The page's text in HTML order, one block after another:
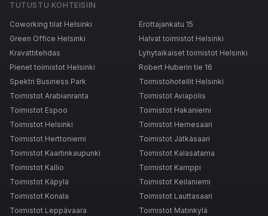
TUTUSTU KOHTEISIIN
Coworking tilat Helsinki
Erottajankatu 15
Green Office Helsinki
Halvat toimistot Helsinki
Kravattitehdas
Lyhytaikaiset toimistot Helsinki
Pienet toimistot Helsinki
Robert Huberin tie 16
Spektri Business Park
Toimistohotellit Helsinki
Toimistot Arabianranta
Toimistot Aviapolis
Toimistot Espoo
Toimistot Hakaniemi
Toimistot Helsinki
Toimistot Hernesaari
Toimistot Herttoniemi
Toimistot Jätkäsaari
Toimistot Kaartinkaupunki
Toimistot Kalasatama
Toimistot Kallio
Toimistot Kamppi
Toimistot Käpylä
Toimistot Keilaniemi
Toimistot Konala
Toimistot Lauttasaari
Toimistot Leppävaara
Toimistot Matinkylä